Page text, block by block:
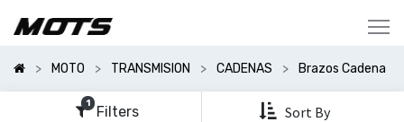
MOTO TRANSMISION CADENAS Brazos Cadena
1 Filters Sort By
Categorías
Mostrar
Opciones